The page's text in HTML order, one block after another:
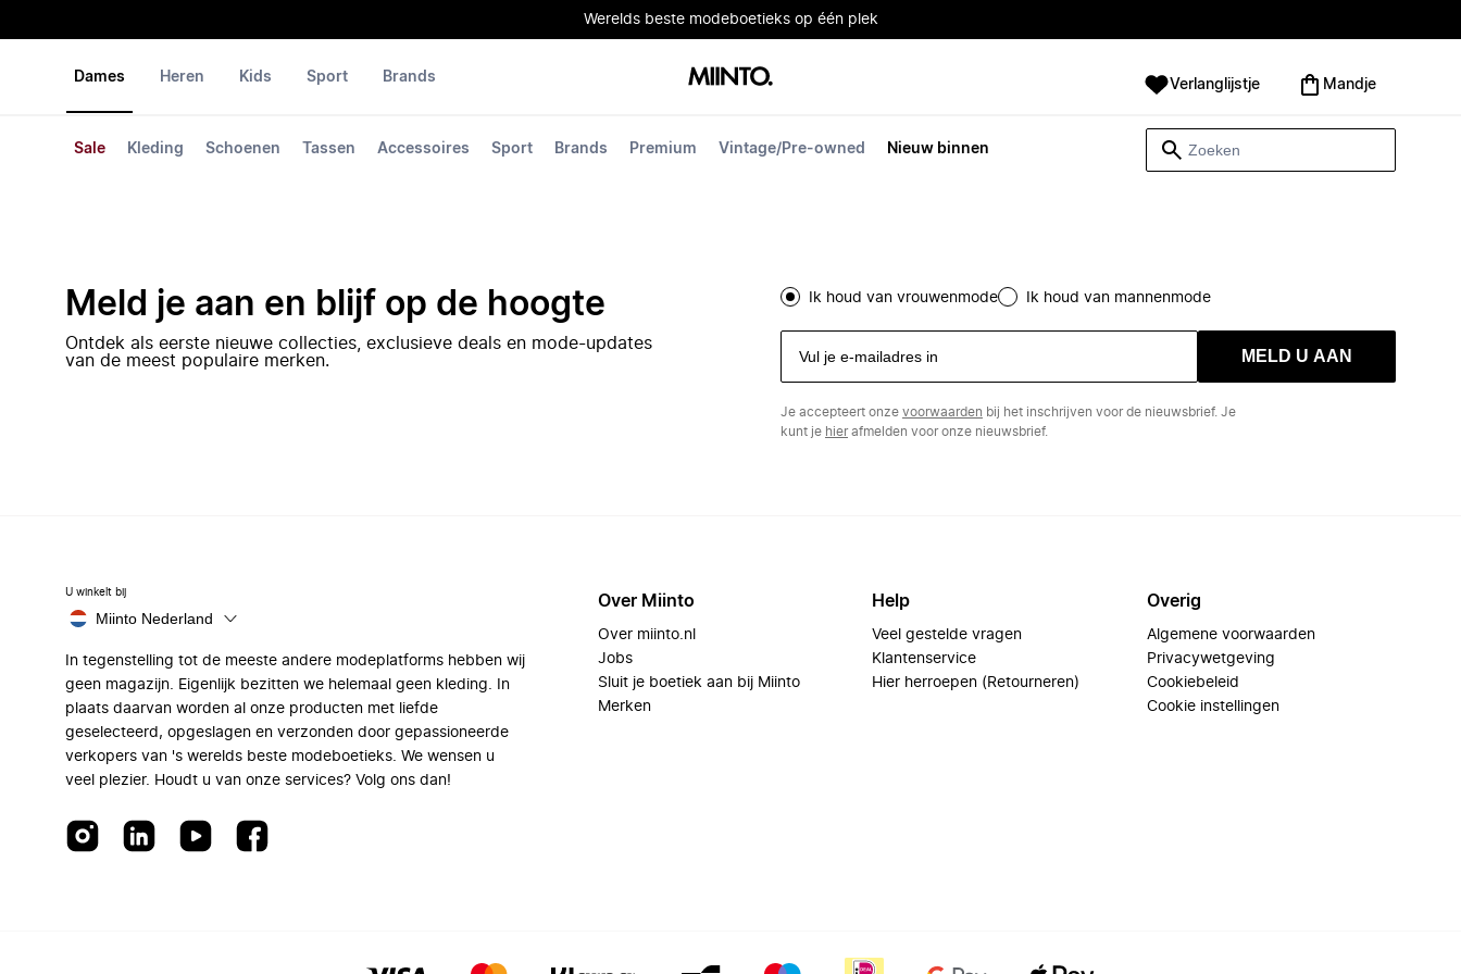
Werelds beste modeboetieks op één plek
Dames
Sale Kleding Schoenen Tassen Accessoires Sport Brands Premium Vintage/Pre-owned Nieuw binnen
Heren Kids Sport Brands Verlanglijstje Mandje
Meld je aan en blijf op de hoogte
Ontdek als eerste nieuwe collecties, exclusieve deals en mode-updates
van de meest populaire merken.
Ik houd van vrouwenmode Ik houd van mannenmode
MELD U AAN
Je accepteert onze voorwaarden bij het inschrijven voor de nieuwsbrief. Je
kunt je hierafmelden voor onze nieuwsbrief.
U winkelt bij
Miinto Nederland
In tegenstelling tot de meeste andere modeplatforms hebben wij
geen magazijn. Eigenlijk bezitten we helemaal geen kleding. In
plaats daarvan worden al onze producten met liefde
geselecteerd, opgeslagen en verzonden door gepassioneerde
verkopers van 's werelds beste modeboetieks. We wensen u
veel plezier. Houdt u van onze services? Volg ons dan!
Over Miinto
Over miinto.nl
Jobs
Sluit je boetiek aan bij Miinto
Merken
Help
Veel gestelde vragen
Klantenservice
Hier herroepen (Retourneren)
Overig
Algemene voorwaarden
Privacywetgeving
Cookiebeleid
Cookie instellingen